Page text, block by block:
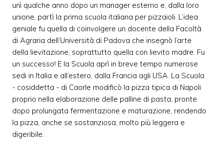
unì qualche anno dopo un manager esterno e, dalla loro
unione, partì la prima scuola italiana per pizzaioli. L’idea
geniale fu quella di coinvolgere un docente della Facoltà
di Agraria dell’Università di Padova che insegnò l’arte
della lievitazione, soprattutto quella con lievito madre. Fu
un successo! E la Scuola aprì in breve tempo numerose
sedi in Italia e all’estero, dalla Francia agli USA. La Scuola
- cosiddetta - di Caorle modificò la pizza tipica di Napoli
proprio nella elaborazione delle palline di pasta, pronte
dopo prolungata fermentazione e maturazione, rendendo
la pizza, anche se sostanziosa, molto più leggera e
digeribile.